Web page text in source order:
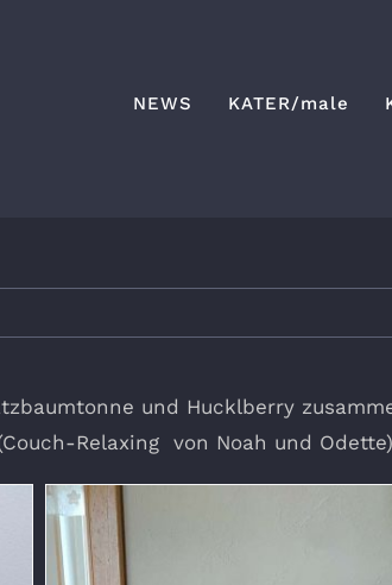
NEWS KATER/male
und Hucklberry
Relaxing von Noah und